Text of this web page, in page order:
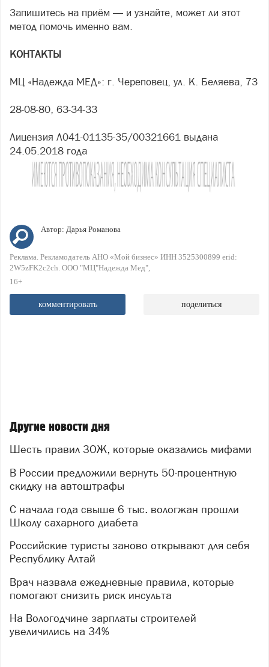
Запишитесь на приём — и узнайте, может ли этот
метод помочь именно вам.
КОНТАКТЫ
МЦ «Надежда МЕД»: г. Череповец, ул. К. Беляева, 73
28-08-80, 63-34-33
Лицензия Л041-01135-35/00321661 выдана
24.05.2018 года
Автор: Дарья Романова
Реклама. Рекламодатель АНО «Мой бизнес» ИНН 3525300899 erid:
2W5zFK2c2ch. ООО "МЦ"Надежда Мед"
16+
комментировать поделиться
Другие новости дня
Шесть правил ЗОЖ, которые оказались мифами
В России предложили вернуть 50-процентную
скидку на автоштрафы
С начала года свыше 6 тыс. вологжан прошли
Школу сахарного диабета
Российские туристы заново открывают для себя
Республику Алтай
Врач назвала ежедневные правила, которые
помогают снизить риск инсульта
На Вологодчине зарплаты строителей
увеличились на 34%